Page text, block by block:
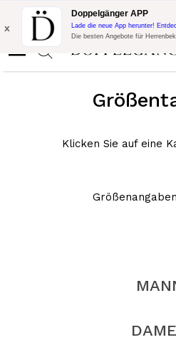
Blitzangebot:
10% Extra-Rabatt
DOPPEL300
x
Doppelgänger APP
Lade die neue App herunter!
Die besten Angebote für
Klicken Sie auf eine